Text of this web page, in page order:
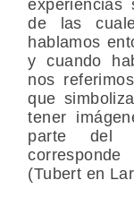
experiencias
de las
hablamos
y cuando
nos
que
tener
parte del
(Tubert en